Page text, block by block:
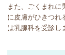
また、ごくまれ
に皮膚がひきつれ
は乳腺科を受診し